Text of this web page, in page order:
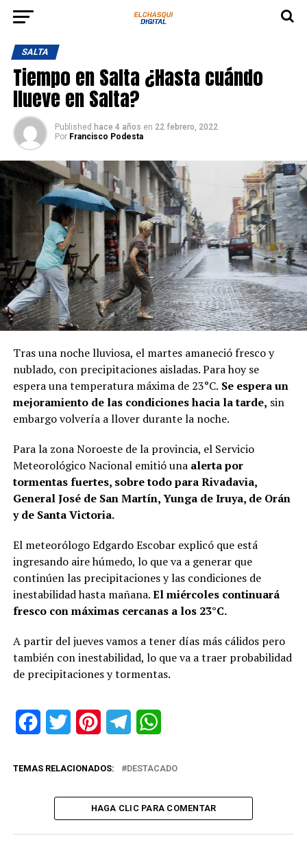
SALTA
Tiempo en Salta ¿Hasta cuándo
llueve en Salta?
Published hace 4 años en 22 febrero, 2022
Por Francisco Podesta
Tras una noche lluviosa, el martes amaneció fresco y
nublado, con precipitaciones aisladas. Para hoy se
espera una temperatura máxima de 23°C. Se espera un
mejoramiento de las condiciones hacia la tarde, sin
embargo volvería a llover durante la noche.
Para la zona Noroeste de la provincia, el Servicio
Meteorológico Nacional emitió una alerta por
tormentas fuertes, sobre todo para Rivadavia,
General José de San Martín, Yunga de Iruya, de Orán
y de Santa Victoria.
El meteorólogo Edgardo Escobar explicó que está
ingresando aire húmedo, lo que va a generar que
continúen las precipitaciones y las condiciones de
inestabilidad hasta mañana.El miércoles continuará
fresco con máximas cercanas a los 23°C.
A partir del jueves vamos a tener días más cálidos pero
también con inestabilidad, lo que va a traer probabilidad
de precipitaciones y tormentas.
FacebookTwitter PinterestTelegram
TEMAS RELACIONADOS: DESTACADO
HAGA CLIC PARA COMENTAR